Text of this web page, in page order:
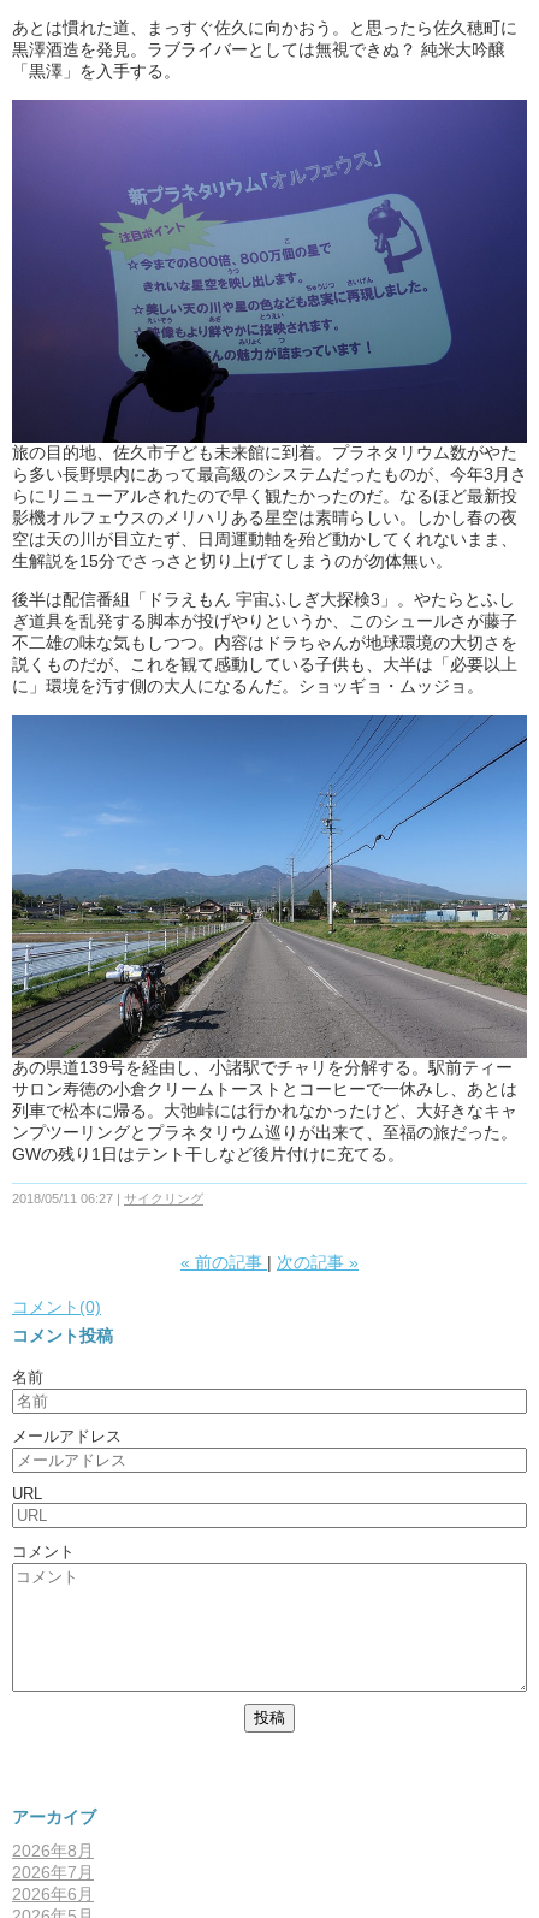
あとは慣れた道、まっすぐ佐久に向かおう。と思ったら佐久穂町に
黒澤酒造を発見。ラブライバーとしては無視できぬ？ 純米大吟醸
「黒澤」を入手する。
旅の目的地、佐久市子ども未来館に到着。プラネタリウム数がやた
ら多い長野県内にあって最高級のシステムだったものが、今年3月さ
らにリニューアルされたので早く観たかったのだ。なるほど最新投
影機オルフェウスのメリハリある星空は素晴らしい。しかし春の夜
空は天の川が目立たず、日周運動軸を殆ど動かしてくれないまま、
生解説を15分でさっさと切り上げてしまうのが勿体無い。
後半は配信番組「ドラえもん 宇宙ふしぎ大探検3」。やたらとふし
ぎ道具を乱発する脚本が投げやりというか、このシュールさが藤子
不二雄の味な気もしつつ。内容はドラちゃんが地球環境の大切さを
説くものだが、これを観て感動している子供も、大半は「必要以上
に」環境を汚す側の大人になるんだ。ショッギョ・ムッジョ。
あの県道139号を経由し、小諸駅でチャリを分解する。駅前ティー
サロン寿徳の小倉クリームトーストとコーヒーで一休みし、あとは
列車で松本に帰る。大弛峠には行かれなかったけど、大好きなキャ
ンプツーリングとプラネタリウム巡りが出来て、至福の旅だった。
GWの残り1日はテント干しなど後片付けに充てる。
2018/05/11 06:27 サイクリング
« 前の記事 次の記事 »
コメント(0)
コメント投稿
名前
メールアドレス
URL
コメント
アーカイブ
2026年8月
2026年7月
2026年6月